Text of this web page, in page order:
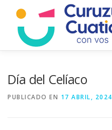
contenido
Día del Celíaco
PUBLICADO EN 17 ABRIL, 2024